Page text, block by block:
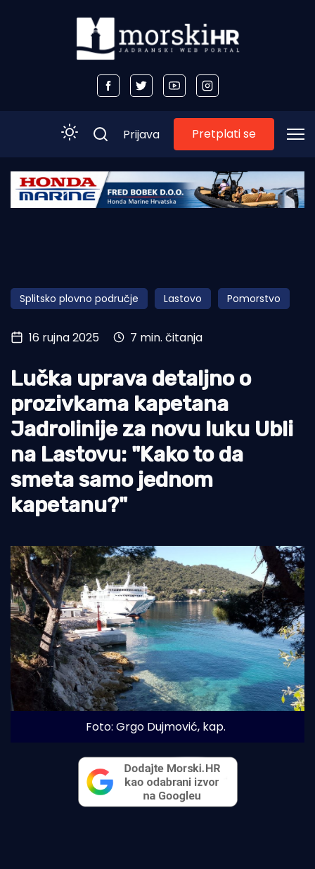
Početna
Obala
Otoci
Turizam i nautika
Pomorstvo
Ribolov
Ekologija
Tradicija i kultura
Prijava Pretplati se
Splitsko plovno područje Lastovo Pomorstvo
16 rujna 2025 7 min. čitanja
Lučka uprava detaljno o
prozivkama kapetana
Jadrolinije za novu luku Ubli
na Lastovu: "Kako to da
smeta samo jednom
kapetanu?"
Foto: Grgo Dujmović, kap.